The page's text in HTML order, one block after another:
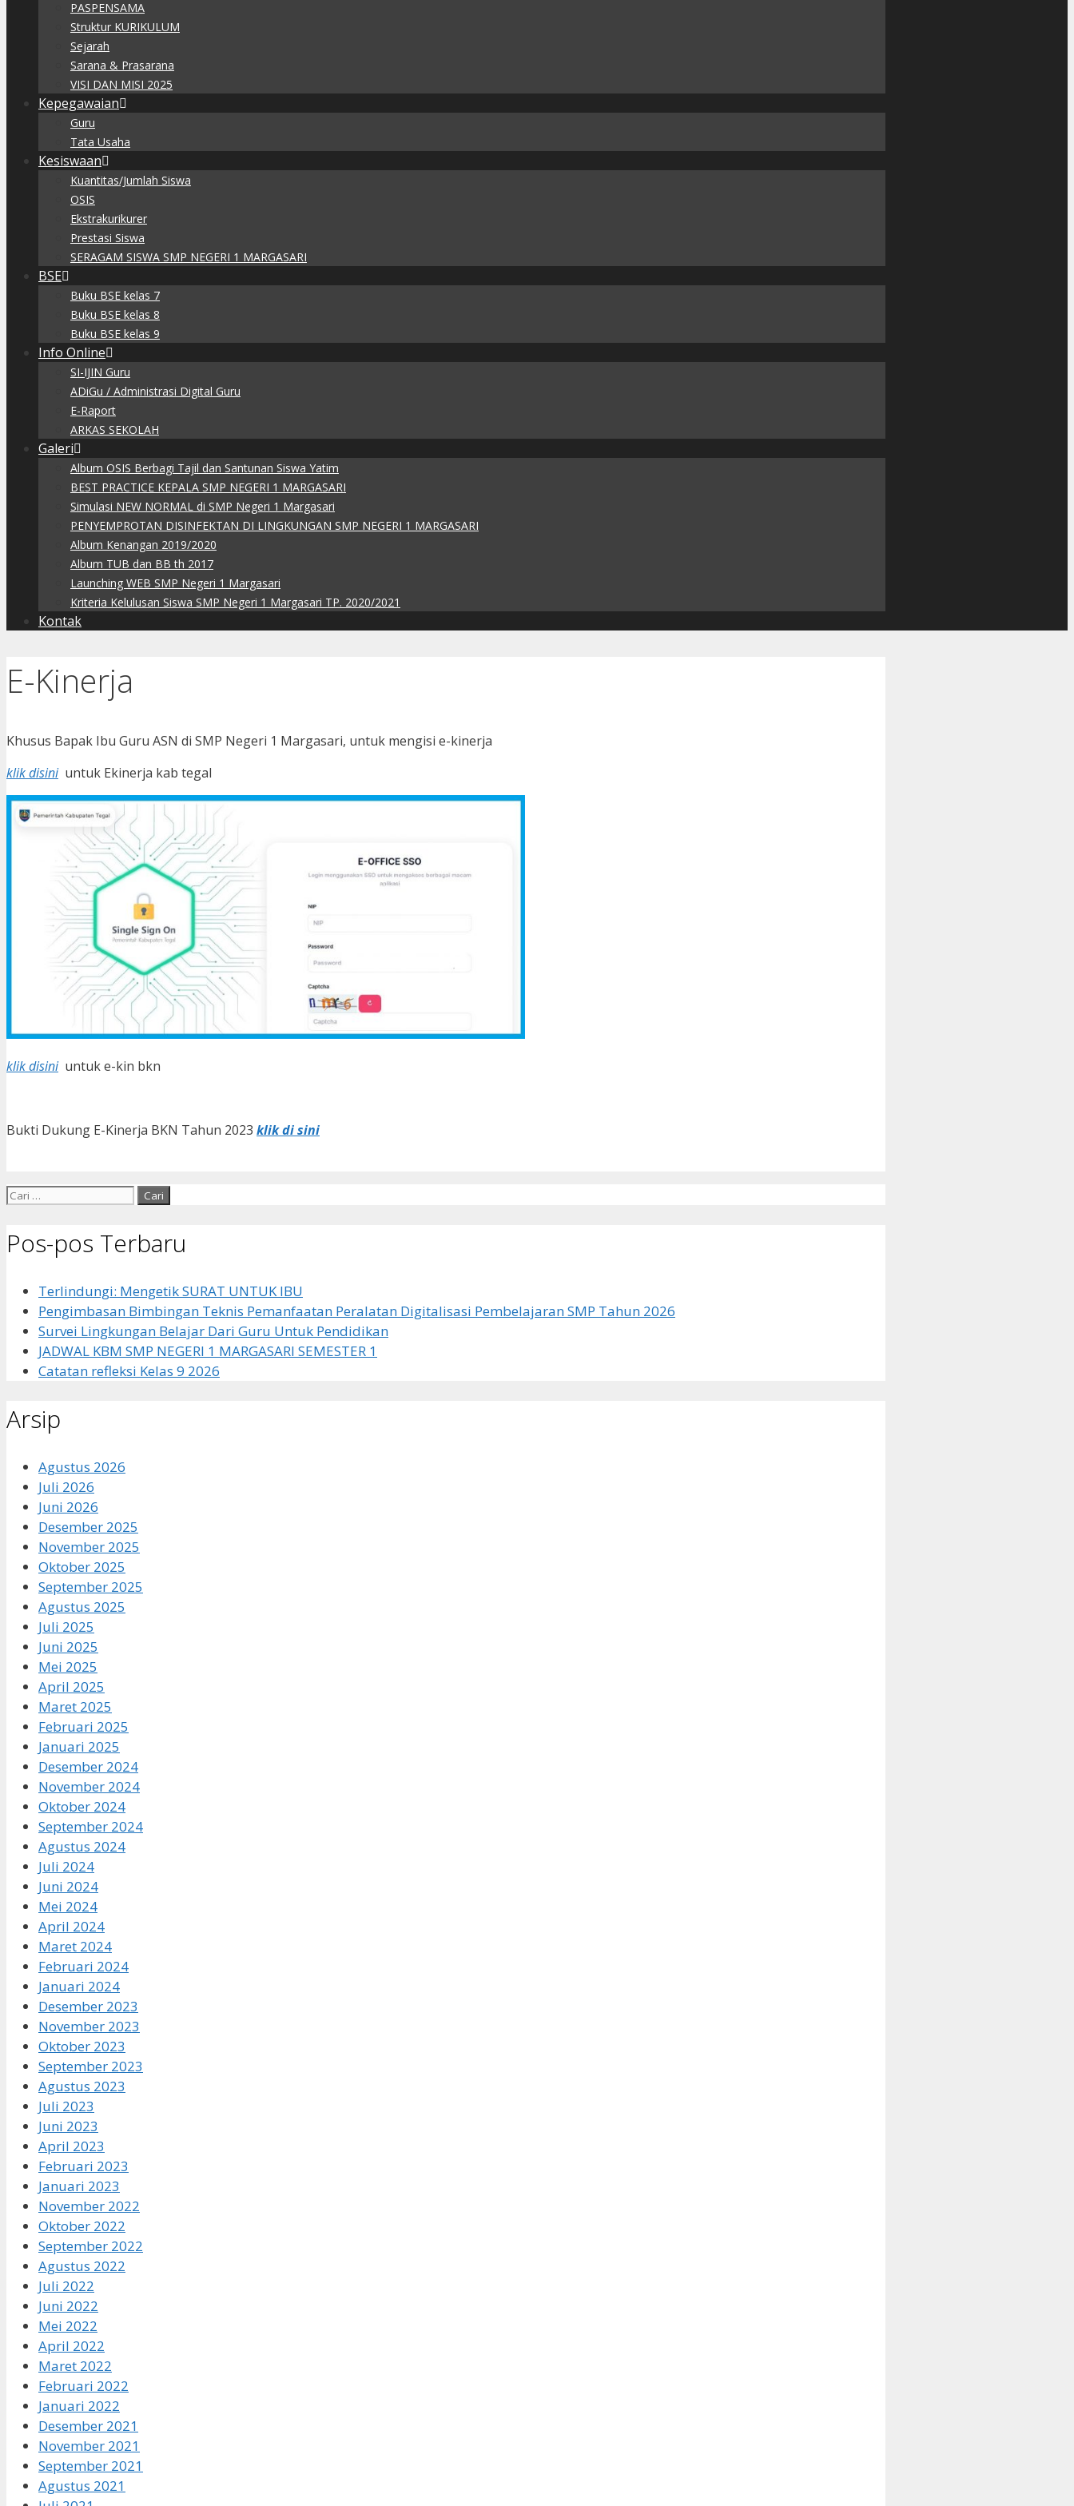
PASPENSAMA
Struktur KURIKULUM
Sejarah
Sarana & Prasarana
VISI DAN MISI 2025
Kepegawaian
Guru
Tata Usaha
Kesiswaan
Kuantitas/Jumlah Siswa
OSIS
Ekstrakurikurer
Prestasi Siswa
SERAGAM SISWA SMP NEGERI 1 MARGASARI
BSE
Buku BSE kelas 7
Buku BSE kelas 8
Buku BSE kelas 9
Info Online
SI-IJIN Guru
ADiGu / Administrasi Digital Guru
E-Raport
ARKAS SEKOLAH
Galeri
Album OSIS Berbagi Tajil dan Santunan Siswa Yatim
BEST PRACTICE KEPALA SMP NEGERI 1 MARGASARI
Simulasi NEW NORMAL di SMP Negeri 1 Margasari
PENYEMPROTAN DISINFEKTAN DI LINGKUNGAN SMP NEGERI 1 MARGASARI
Album Kenangan 2019/2020
Album TUB dan BB th 2017
Launching WEB SMP Negeri 1 Margasari
Kriteria Kelulusan Siswa SMP Negeri 1 Margasari TP. 2020/2021
Kontak
E-Kinerja
Khusus Bapak Ibu Guru ASN di SMP Negeri 1 Margasari, untuk mengisi e-kinerja
klik disiniuntuk Ekinerja kab tegal
klik disiniuntuk e-kin bkn
Bukti Dukung E-Kinerja BKN Tahun 2023 klik di sini
Cari
Pos-pos Terbaru
Terlindungi: Mengetik SURAT UNTUK IBU
Pengimbasan Bimbingan Teknis Pemanfaatan Peralatan Digitalisasi Pembelajaran SMP Tahun 2026
Survei Lingkungan Belajar Dari Guru Untuk Pendidikan
JADWAL KBM SMP NEGERI 1 MARGASARI SEMESTER 1
Catatan refleksi Kelas 9 2026
Arsip
Agustus 2026
Juli 2026
Juni 2026
Desember 2025
November 2025
Oktober 2025
September 2025
Agustus 2025
Juli 2025
Juni 2025
Mei 2025
April 2025
Maret 2025
Februari 2025
Januari 2025
Desember 2024
November 2024
Oktober 2024
September 2024
Agustus 2024
Juli 2024
Juni 2024
Mei 2024
April 2024
Maret 2024
Februari 2024
Januari 2024
Desember 2023
November 2023
Oktober 2023
September 2023
Agustus 2023
Juli 2023
Juni 2023
April 2023
Februari 2023
Januari 2023
November 2022
Oktober 2022
September 2022
Agustus 2022
Juli 2022
Juni 2022
Mei 2022
April 2022
Maret 2022
Februari 2022
Januari 2022
Desember 2021
November 2021
September 2021
Agustus 2021